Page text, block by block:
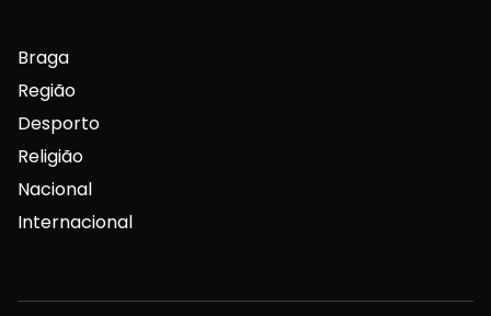
Braga
Região
Desporto
Religião
Nacional
Internacional